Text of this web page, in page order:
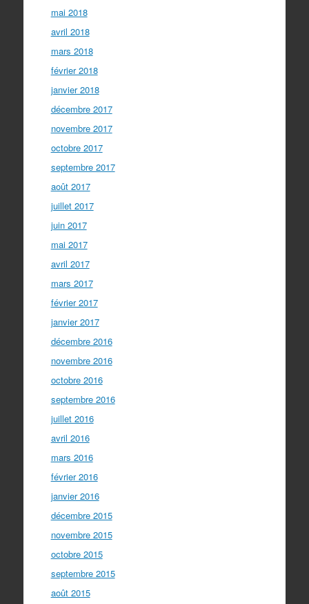
mai 2018
avril 2018
mars 2018
février 2018
janvier 2018
décembre 2017
novembre 2017
octobre 2017
septembre 2017
août 2017
juillet 2017
juin 2017
mai 2017
avril 2017
mars 2017
février 2017
janvier 2017
décembre 2016
novembre 2016
octobre 2016
septembre 2016
juillet 2016
avril 2016
mars 2016
février 2016
janvier 2016
décembre 2015
novembre 2015
octobre 2015
septembre 2015
août 2015